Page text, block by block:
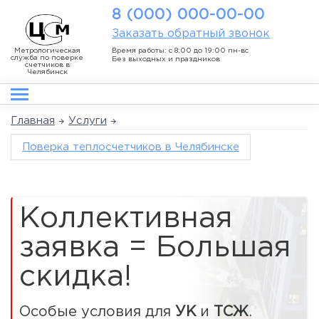
Метрологическая
служба по поверке
счетчиков в
Челябинск
8 (000) 000-00-00
Заказать обратный звонок
Время работы: с 8:00 до 19:00 пн-вс
Без выходных и праздников
Главная Услуги
Поверка теплосчетчиков в Челябинске
Коллективная
заявка = Большая
скидка!
Особые условия для УК и ТСЖ.